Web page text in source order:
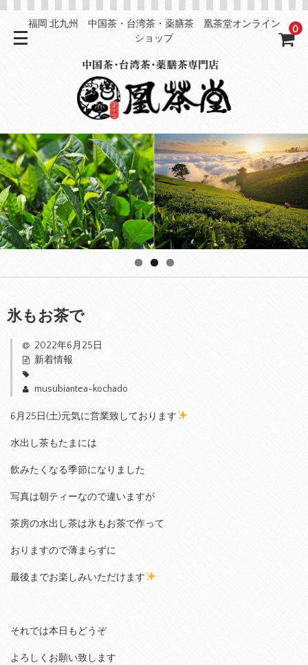
福岡 北九州 中国茶・台湾茶・薬膳茶 凰茶堂オンライン
ショップ
0
氷もお茶で
2022年6月25日
新着情報
musubiantea-kochado
6月25日(土)元気に営業致しております
水出し茶もたまには
飲みたくなる季節になりました
写真は朝ティーなので違いますが
茶房の水出し茶は氷もお茶で作って
おりますので薄まらずに
最後までお楽しみいただけます
それでは本日もどうぞ
よろしくお願い致します